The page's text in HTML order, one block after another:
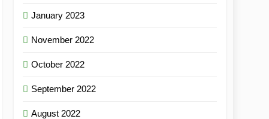
January 2023
November 2022
October 2022
September 2022
August 2022